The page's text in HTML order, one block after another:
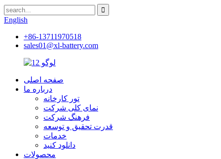
English
+86-13711970518
sales01@xl-battery.com
صفحه اصلی
درباره ما
تور کارخانه
نمای کلی شرکت
فرهنگ شرکت
قدرت تحقیق و توسعه
خدمات
دانلود کنید
محصولات